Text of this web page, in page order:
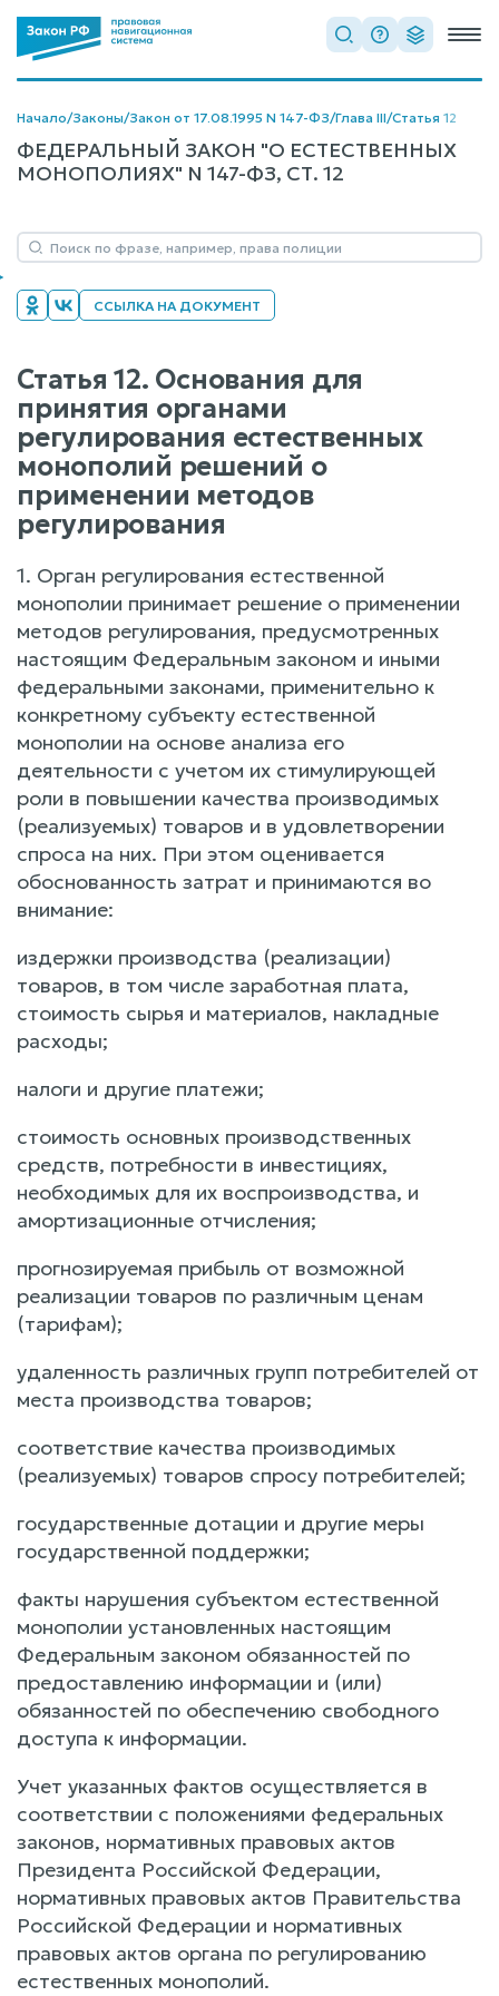
Начало/Законы/Закон от 17.08.1995 N 147-ФЗ/Глава III/Статья 12
ФЕДЕРАЛЬНЫЙ ЗАКОН "О ЕСТЕСТВЕННЫХ
МОНОПОЛИЯХ" N 147-ФЗ, СТ. 12
ССЫЛКА НА ДОКУМЕНТ
Статья 12. Основания для
принятия органами
регулирования естественных
монополий решений о
применении методов
регулирования
1. Орган регулирования естественной
монополии принимает решение о применении
методов регулирования, предусмотренных
настоящим Федеральным законом и иными
федеральными законами, применительно к
конкретному субъекту естественной
монополии на основе анализа его
деятельности с учетом их стимулирующей
роли в повышении качества производимых
(реализуемых) товаров и в удовлетворении
спроса на них. При этом оценивается
обоснованность затрат и принимаются во
внимание:
издержки производства (реализации)
товаров, в том числе заработная плата,
стоимость сырья и материалов, накладные
расходы;
налоги и другие платежи;
стоимость основных производственных
средств, потребности в инвестициях,
необходимых для их воспроизводства, и
амортизационные отчисления;
прогнозируемая прибыль от возможной
реализации товаров по различным ценам
(тарифам);
удаленность различных групп потребителей от
места производства товаров;
соответствие качества производимых
(реализуемых) товаров спросу потребителей;
государственные дотации и другие меры
государственной поддержки;
факты нарушения субъектом естественной
монополии установленных настоящим
Федеральным законом обязанностей по
предоставлению информации и (или)
обязанностей по обеспечению свободного
доступа к информации.
Учет указанных фактов осуществляется в
соответствии с положениями федеральных
законов, нормативных правовых актов
Президента Российской Федерации,
нормативных правовых актов Правительства
Российской Федерации и нормативных
правовых актов органа по регулированию
естественных монополий.